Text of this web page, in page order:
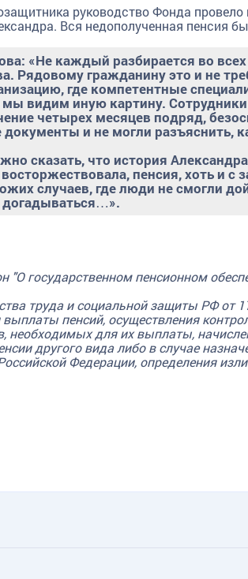
руководство Фонда
Вся недополученная пенсия
«Не каждый разбирается во
Рядовому гражданину это и не
где компетентные
видим иную картину.
четырех месяцев подряд,
и не могли разъяснить,
сказать, что история
пенсия, хоть и
случаев, где люди не смогли
догадываться…».
"О государственном пенсионном
труда и социальной защиты РФ от
пенсий, осуществления
необходимых для их выплаты,
другого вида либо в случае
Федерации, определения